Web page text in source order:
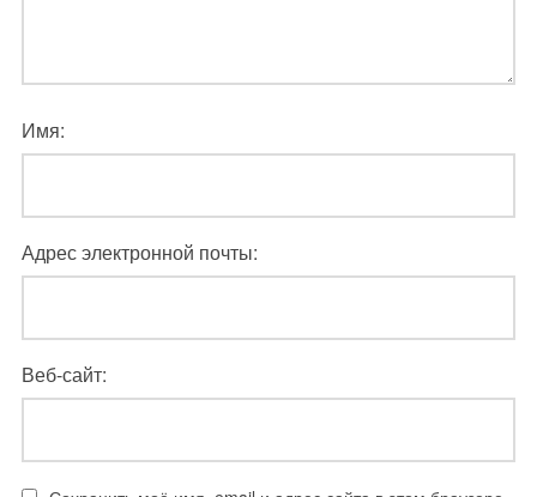
Имя:
Адрес электронной почты:
Веб-сайт: